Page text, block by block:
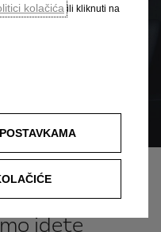
idete
kolačića ili kliknuti na